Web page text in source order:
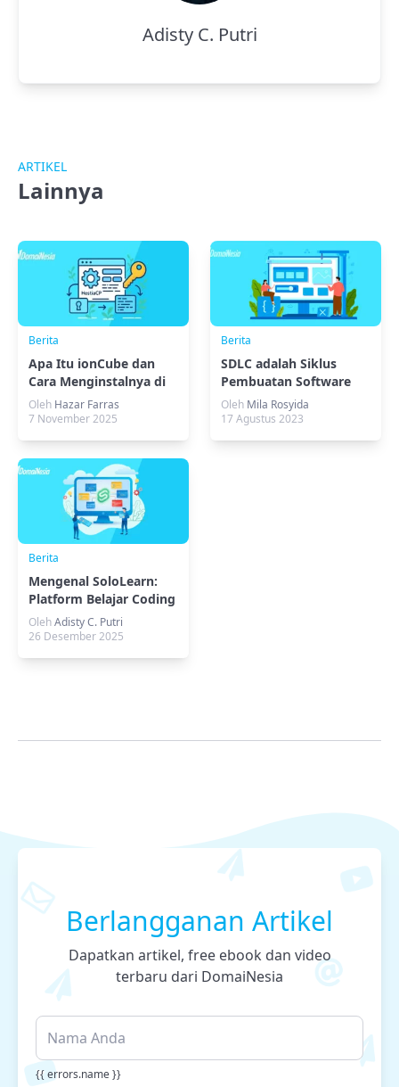
Adisty C. Putri
ARTIKEL
Lainnya
Berita
Apa Itu ionCube dan
Cara Menginstalnya di
HestiaCP?
Oleh Hazar Farras
7 November 2025
Berita
SDLC adalah Siklus
Pembuatan Software
yang Perlu Kamu Tahu
Oleh Mila Rosyida
17 Agustus 2023
Berita
Mengenal SoloLearn:
Platform Belajar Coding
OlehAdisty C. Putri
26 Desember 2025
Berlangganan Artikel
Dapatkan artikel, free ebook dan video
terbaru dari DomaiNesia
{{ errors.name }}